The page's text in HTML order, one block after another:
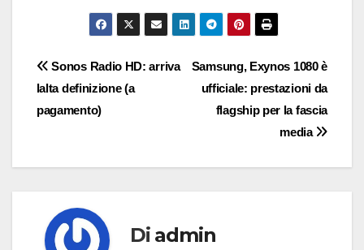
Navigazione
articoli
Samsung, Exynos 1080 è
ufficiale: prestazioni da
flagship per la fascia
media
Sonos Radio HD: arriva
lalta definizione (a
pagamento)
Di admin